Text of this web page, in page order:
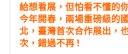
給想看展，但怕看不懂的
今年開春，兩場重磅級的
北，臺灣首次合作展出，
次，錯過不再 !